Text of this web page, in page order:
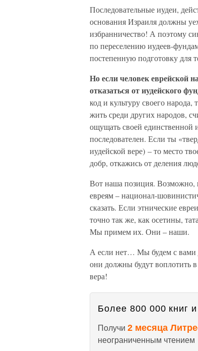
Последовательные иудеи,
основания Израиля должны
избранничество! А поэтому
по переселению иудеев-
постепенную подготовку для
Но если человек еврейской
отказаться от иудейского
код и культуру своего
жить среди других народов,
ощущать своей
последователен. Если ты
иудейской вере) – то место
добр, откажись от деления
Вот наша позиция. Возможно,
евреям – национал-
сказать. Если этнические
точно так же, как осетины,
Мы примем их. Они – наши.
А если нет… Мы будем с вами
они должны будут воплотить в
вера!
Более 800 000 книг
Получи 2 месяца
неограниченным чтением